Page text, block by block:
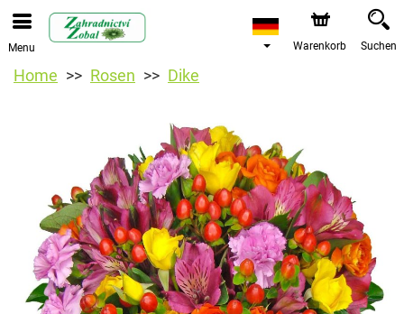
Menu Warenkorb Suchen
Home Rosen Dike